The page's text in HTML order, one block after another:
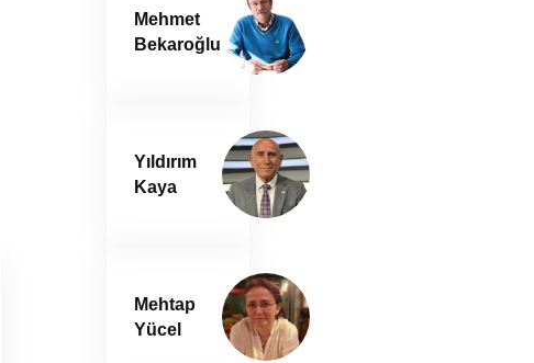
Mehmet
Bekaroğlu
Yıldırım
Kaya
Mehtap
Yücel